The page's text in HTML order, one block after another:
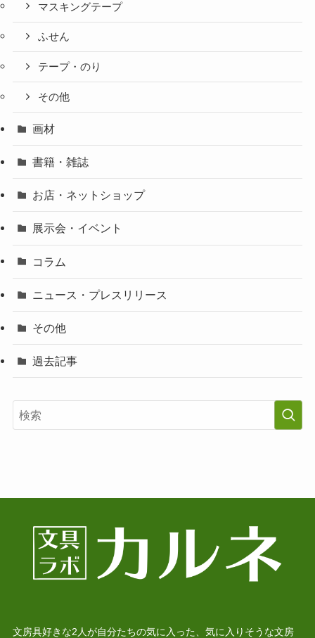
マスキングテープ
ふせん
テープ・のり
その他
画材
書籍・雑誌
お店・ネットショップ
展示会・イベント
コラム
ニュース・プレスリリース
その他
過去記事
文房具好きな2人が自分たちの気に入った、気に入りそうな文房